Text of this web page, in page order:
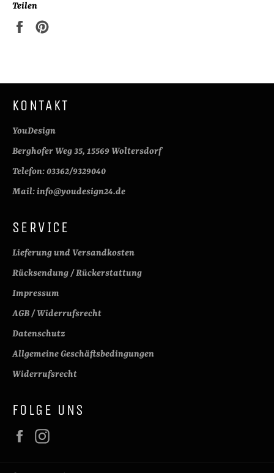
Teilen
Auf
KONTAKT
YouDesign
Berghofer Weg 35, 15569 Woltersdorf
Telefon: 03362/9329040
Mail: info@youdesign24.de
SERVICE
Lieferung und Versandkosten
Rücksendung / Rückerstattung
Impressum
AGB / Widerrufsrecht
Datenschutz
Allgemeine Geschäftsbedingungen
Widerrufsrecht
FOLGE UNS
Facebook